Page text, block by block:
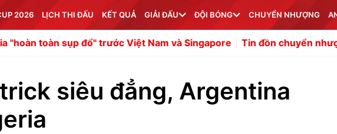
2026 LỊCH THI ĐẤU KẾT QUẢ GIẢI ĐẤU ĐỘI BÓNG CHUYỂN NHƯỢNG
đổ" trước Việt Nam và Singapore Tin đồn chuyển nhượng tối 8/8:
siêu đẳng, Argentina